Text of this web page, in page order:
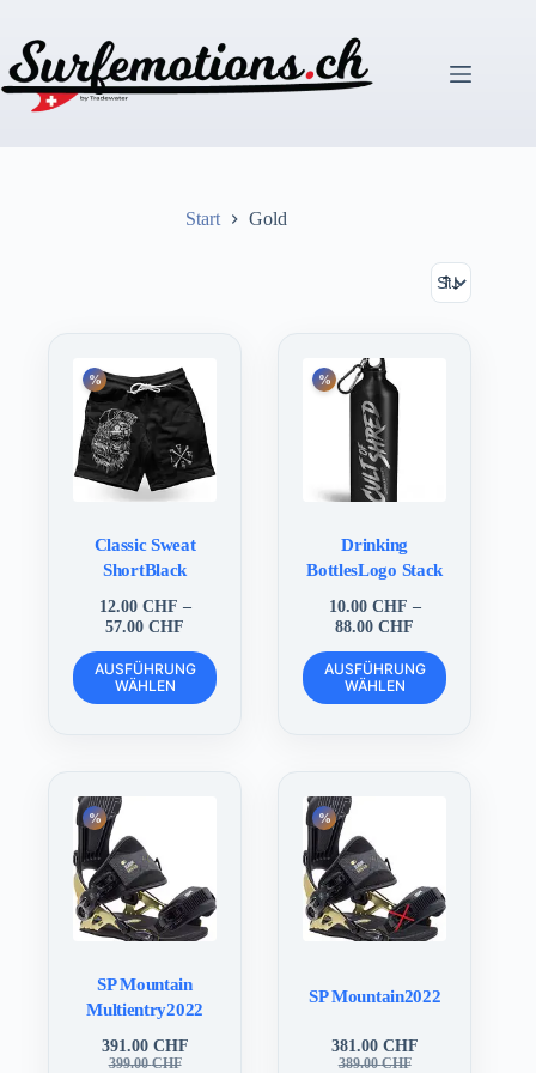
springen
Start Gold
Classic Sweat
ShortBlack
12.00 CHF –
57.00CHF
bis
57.00 CHF
AUSFÜHRUNG
WÄHLEN
Dieses
Produkt
weist
Optionen
können
auf
der
Produktseite
gewählt
werden
Drinking
BottlesLogo Stack
10.00 CHF –
88.00CHF
bis
88.00 CHF
AUSFÜHRUNG
WÄHLEN
Dieses
Produkt
weist
Optionen
können
auf
der
Produktseite
gewählt
werden
SP Mountain
Multientry2022
399.00CHF
Ursprünglicher
391.00 CHF
Aktueller
SP Mountain2022
389.00CHF
Ursprünglicher
381.00 CHF
Aktueller